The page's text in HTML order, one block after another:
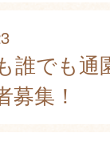
誰でも
募集！